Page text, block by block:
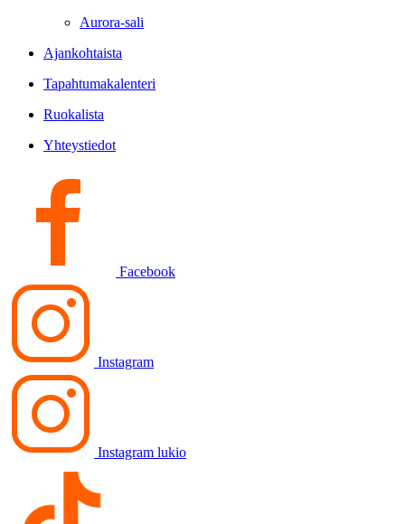
Aurora-sali
Ajankohtaista
Tapahtumakalenteri
Ruokalista
Yhteystiedot
Facebook
Instagram
Instagram lukio